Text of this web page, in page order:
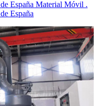
España Material Móvil .
España